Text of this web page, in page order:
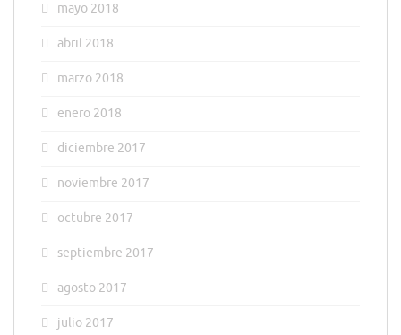
mayo 2018
abril 2018
marzo 2018
enero 2018
diciembre 2017
noviembre 2017
octubre 2017
septiembre 2017
agosto 2017
julio 2017